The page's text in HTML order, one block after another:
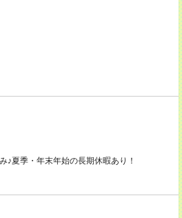
夏季・年末年始の長期休暇あり！